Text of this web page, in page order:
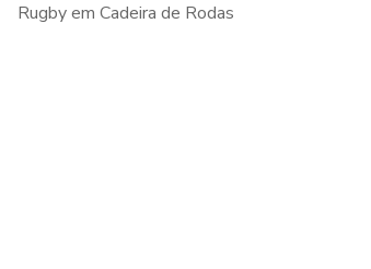
Rugby em Cadeira de Rodas